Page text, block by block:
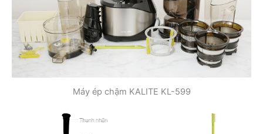
Máy ép chậm KALITE KL-599